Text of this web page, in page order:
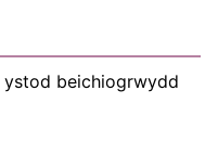
beichiogrwydd